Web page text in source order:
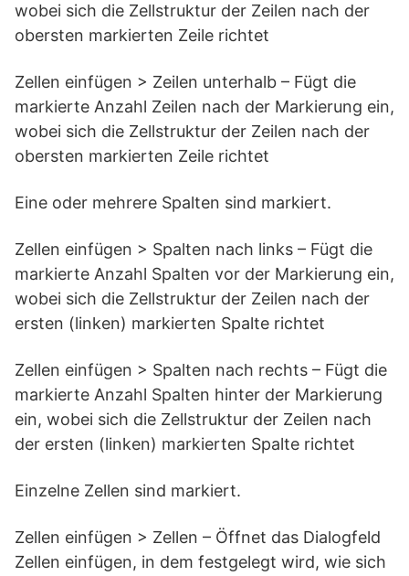
wobei sich die Zellstruktur der Zeilen nach der
obersten markierten Zeile richtet
Zellen einfügen > Zeilen unterhalb – Fügt die
markierte Anzahl Zeilen nach der Markierung ein,
wobei sich die Zellstruktur der Zeilen nach der
obersten markierten Zeile richtet
Eine oder mehrere Spalten sind markiert.
Zellen einfügen > Spalten nach links – Fügt die
markierte Anzahl Spalten vor der Markierung ein,
wobei sich die Zellstruktur der Zeilen nach der
ersten (linken) markierten Spalte richtet
Zellen einfügen > Spalten nach rechts – Fügt die
markierte Anzahl Spalten hinter der Markierung
ein, wobei sich die Zellstruktur der Zeilen nach
der ersten (linken) markierten Spalte richtet
Einzelne Zellen sind markiert.
Zellen einfügen > Zellen – Öffnet das Dialogfeld
Zellen einfügen, in dem festgelegt wird, wie sich